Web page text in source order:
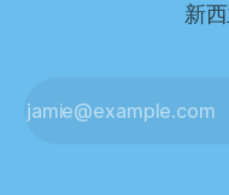
这导致公司财务记录尚
在核查资产出售是否符合市
新